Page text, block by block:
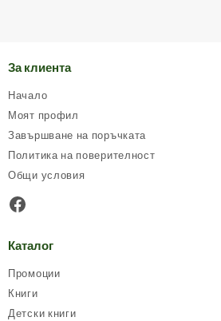
За клиента
Начало
Моят профил
Завършване на поръчката
Политика на поверителност
Общи условия
Facebook
Каталог
Промоции
Книги
Детски книги